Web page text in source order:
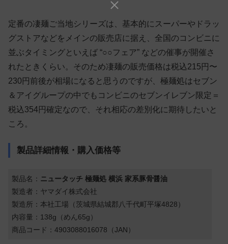
定番の凄麺ご当地シリーズは、基本的にスーパーやドラッ
グストアなどをメインの販売店に据え、全国のコンビニに
並ぶタイミングといえば “○○フェア” などの催事が開催さ
れたときくらい。そのため凄麺の販売価格は税込215円〜
230円前後が相場になると思うのですが、極麺処はセブン
＆アイグループの中でもコンビニのセブンイレブン限定＝
税込354円確定なので、それ相応の差別化に期待したいと
ころ。
製品詳細情報・購入価格等
製品名： ニュータッチ 極麺処 横浜 家系豚骨醤油
製造者：ヤマダイ株式会社
製造所：本社工場（茨城県結城郡八千代町平塚4828）
内容量：138g（めん65g）
商品コード：4903088016078（JAN）